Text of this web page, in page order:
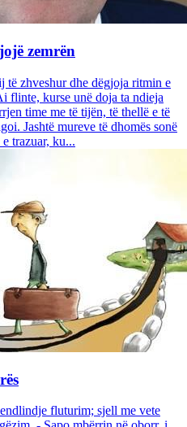
zemrën
të zhveshur dhe dëgjoja ritmin e
flinte, kurse unë doja ta ndieja
time me të tijën, të thellë e të
Jashtë mureve të dhomës sonë
trazuar, ku...
fluturim; sjell me vete